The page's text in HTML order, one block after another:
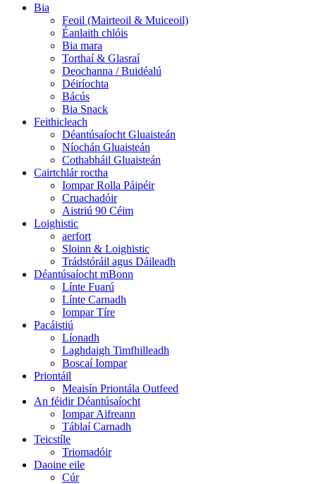
Bia
Feoil (Mairteoil & Muiceoil)
Éanlaith chlóis
Bia mara
Torthaí & Glasraí
Deochanna / Buidéalú
Déiríochta
Bácús
Bia Snack
Feithicleach
Déantúsaíocht Gluaisteán
Níochán Gluaisteán
Cothabháil Gluaisteán
Cairtchlár roctha
Iompar Rolla Páipéir
Cruachadóir
Aistriú 90 Céim
Loighistic
aerfort
Sloinn & Loighistic
Trádstóráil agus Dáileadh
Déantúsaíocht mBonn
Línte Fuarú
Línte Carnadh
Iompar Tíre
Pacáistiú
Líonadh
Laghdaigh Timfhilleadh
Boscaí Iompar
Priontáil
Meaisín Priontála Outfeed
An féidir Déantúsaíocht
Iompar Aifreann
Táblaí Carnadh
Teicstíle
Triomadóir
Daoine eile
Cúr